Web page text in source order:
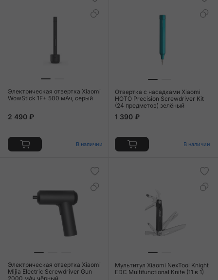
Электрическая отвертка Xiaomi
WowStick 1F+ 500 мАч, серый
2 490 ₽
В наличии
Отвертка с насадками Xiaomi
HOTO Precision Screwdriver Kit
(24 предметов) зелёный
1 390 ₽
В наличии
Электрическая отвертка Xiaomi
Mijia Electric Screwdriver Gun
2000 мАч чёрный
Мультитул Xiaomi NexTool Knight
EDC Multifunctional Knife (11 в 1)